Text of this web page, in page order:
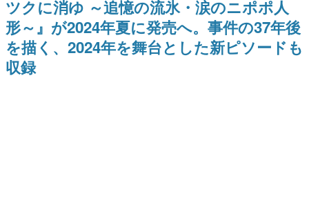
赫本
この物語を解いてはいけない。『赫本』は、〈試験問題〉
の形をした短編ホラー小説集です。
ツクに消ゆ ～追憶の流氷・涙のニポポ人
形～』が2024年夏に発売へ。事件の37年後
を描く、2024年を舞台とした新ピソードも
収録